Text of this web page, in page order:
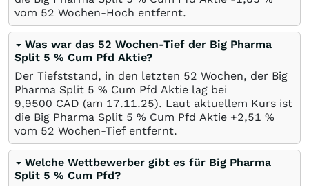
vom 52 Wochen-Hoch entfernt.
Was war das 52 Wochen-Tief der Big Pharma
Split 5 % Cum Pfd Aktie?
Der Tiefststand, in den letzten 52 Wochen, der Big
Pharma Split 5 % Cum Pfd Aktie lag bei
9,9500 CAD (am 17.11.25). Laut aktuellem Kurs ist
die Big Pharma Split 5 % Cum Pfd Aktie +2,51 %
vom 52 Wochen-Tief entfernt.
Welche Wettbewerber gibt es für Big Pharma
Split 5 % Cum Pfd?